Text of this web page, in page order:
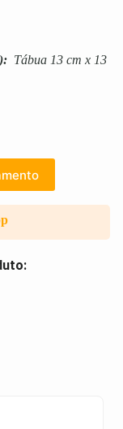
Tábua 13 cm x 13